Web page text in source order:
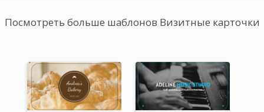
Посмотреть больше шаблонов Визитные карточки